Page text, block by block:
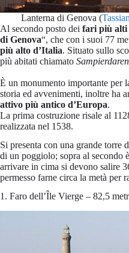
Lanterna di Genova (
Al secondo posto dei fari più alti
di Genova“, che con i suoi 77
più alto d’Italia. Situato sullo
più abitati chiamato
È un monumento importante per
storia ed avvenimenti, inoltre ha
attivo più antico d’Europa.
La prima costruzione risale al
realizzata nel 1538.
Si presenta con una grande torre
di un poggiolo; sopra al secondo
arrivare in cima si devono salire
permesso farne circa la metà per
1. Faro dell’Île Vierge – 82,5